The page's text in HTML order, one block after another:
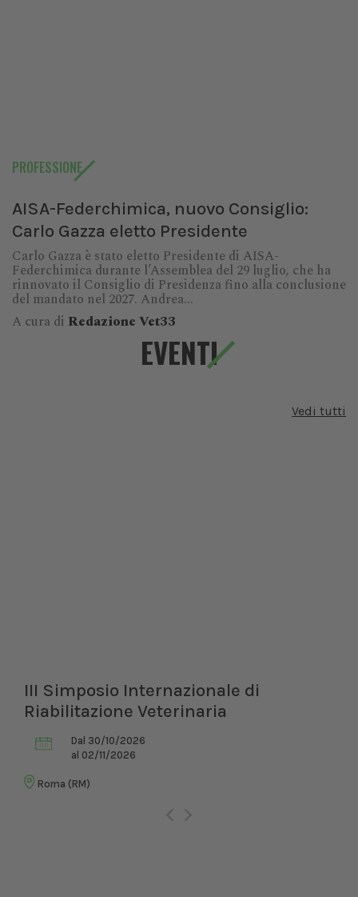
PROFESSIONE
AISA-Federchimica, nuovo Consiglio:
Carlo Gazza eletto Presidente
Carlo Gazza è stato eletto Presidente di AISA-
Federchimica durante l’Assemblea del 29 luglio, che ha
rinnovato il Consiglio di Presidenza fino alla conclusione
del mandato nel 2027. Andrea...
A cura di Redazione Vet33
EVENTI
Vedi tutti
III Simposio Internazionale di
Riabilitazione Veterinaria
Dal 30/10/2026
al 02/11/2026
Roma (RM)